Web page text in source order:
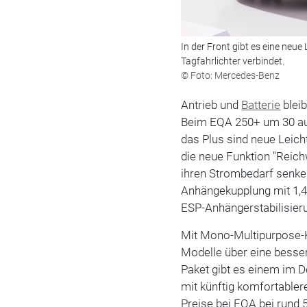
In der Front gibt es eine
Tagfahrlichter verbindet.
© Foto: Mercedes-Benz
Antrieb und Batterie
Beim EQA 250+ um 30
das Plus sind neue
die neue Funktion
ihren Strombedarf
Anhängekupplung mit
ESP-
Mit Mono-
Modelle über eine
Paket gibt es einem im
mit künftig
Preise bei EQA bei rund